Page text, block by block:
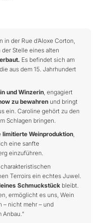
der Rue d’Aloxe Corton,
der Stelle eines alten
Es befindet sich am
aus dem 15. Jahrhundert
und Winzerin, engagiert
zu bewahren und bringt
ein. Caroline gehört zu den
Schlagen bringen.
limitierte Weinproduktion,
eine sanfte
einzuführen.
Terroirs ein echtes Juwel.
Schmuckstück bleibt.
ermöglicht es uns, Wein
– nicht mehr – und